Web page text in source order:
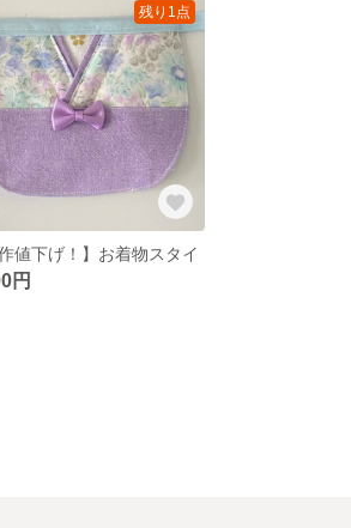
残り1点
作値下げ！】お着物スタイ
円